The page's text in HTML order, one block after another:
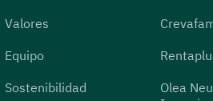
Valores
Equipo
Sostenibilidad
Olea